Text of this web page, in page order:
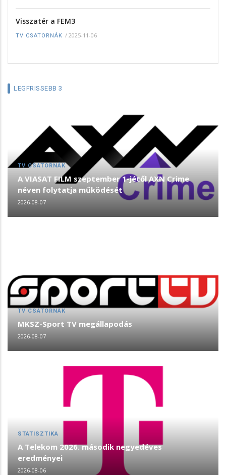
Visszatér a FEM3
TV CSATORNÁK / 2025-11-06
LEGFRISSEBB 3
TV CSATORNÁK
A VIASAT FILM szeptember 1-jétől AXN Crime
néven folytatja működését
2026-08-07
TV CSATORNÁK
MKSZ-Sport TV megállapodás
2026-08-07
STATISZTIKA
A Telekom 2026. második negyedéves
eredményei
2026-08-06